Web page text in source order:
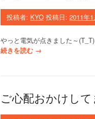
洪
水
2
”
投稿者: KYO 投稿日: 2011年1
やっと電気が点きました～(T_T)
続きを読む “
ン
→
ご心配おかけして